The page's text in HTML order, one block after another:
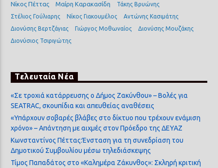
Νίκος Πέττας Μαίρη Καρακασίδη
Τάκης Βρυώνης
Στέλιος Γούλιαρης
Νίκος Γιακουμέλος
Αντώνης Κασιμάτης
Διονύσης Βερτζάγιας
Γιώργος Μοθωναίος
Διονύσης Μουζάκης
Διονύσιος Τσιριγώτης
Τελευταία Νέα
«Σε τροχιά κατάρρευσης ο Δήμος Ζακύνθου» – Βολές για
SEATRAC, σκουπίδια και απευθείας αναθέσεις
«Υπάρχουν σοβαρές βλάβες στο δίκτυο που τρέχουν ενάμιση
χρόνο» – Απάντηση με αιχμές στον Πρόεδρο της ΔΕΥΑΖ
Κωνσταντίνος Πέττας:Ένσταση για τη συνεδρίαση του
Δημοτικού Συμβουλίου μέσω τηλεδιάσκεψης
Τίμος Παπαδάτος στο «Καλημέρα Ζάκυνθος»: Σκληρή κριτική